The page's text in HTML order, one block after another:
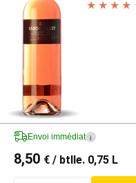
Envoi immédiat i
8,50 € / btlle. 0,75 L